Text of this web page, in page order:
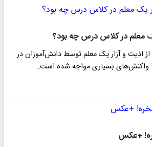
معلم در کلاس درس چه بود؟
اذیت و آزار یک معلم توسط دانش‌آموزان در
واکنش‌های بسیاری مواجه شده است.
+عکس